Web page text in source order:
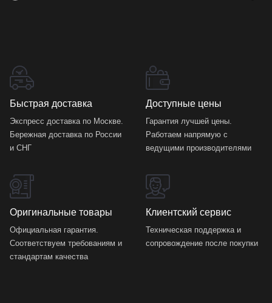
Быстрая доставка
Экспресс доставка по Москве.
Бережная доставка по России
и СНГ
Доступные цены
Гарантия лучшей цены.
Работаем напрямую с
ведущими производителями
Оригинальные товары
Официальная гарантия.
Соответствуем требованиям и
стандартам качества
Клиентский сервис
Техническая поддержка и
сопровождение после покупки